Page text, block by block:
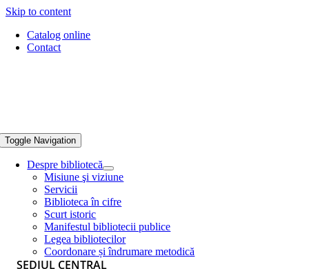
Skip to content
Catalog online
Contact
Toggle Navigation
Despre bibliotecă
Misiune şi viziune
Servicii
Biblioteca în cifre
Scurt istoric
Manifestul bibliotecii publice
Legea bibliotecilor
Coordonare și îndrumare metodică
SEDIUL CENTRAL